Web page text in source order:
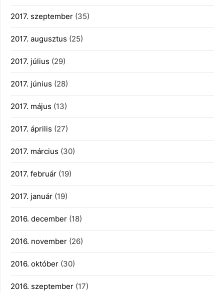
2017. szeptember (35)
2017. augusztus (25)
2017. július (29)
2017. június (28)
2017. május (13)
2017. április (27)
2017. március (30)
2017. február (19)
2017. január (19)
2016. december (18)
2016. november (26)
2016. október (30)
2016. szeptember (17)